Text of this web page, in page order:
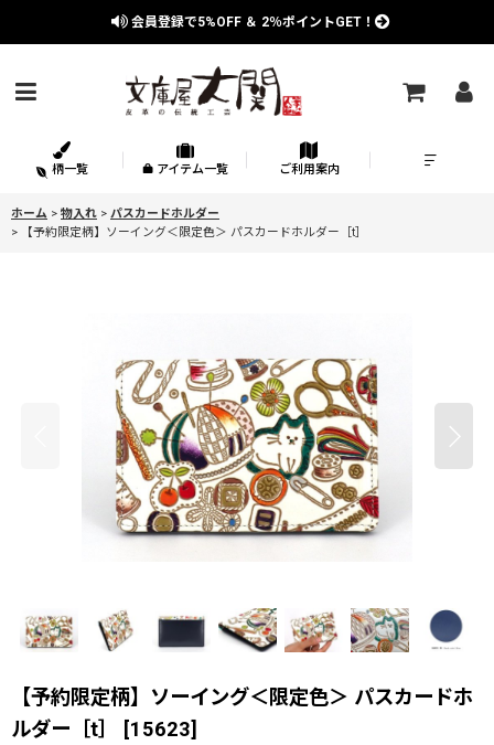
会員登録で5%OFF ＆ 2％ポイントGET！
柄一覧 アイテム一覧 ご利用案内
ホーム > 物入れ > パスカードホルダー
>
【予約限定柄】ソーイング＜限定色＞ パスカードホルダー［t］
【予約限定柄】ソーイング＜限定色＞ パスカードホ
ルダー［t］
[15623]